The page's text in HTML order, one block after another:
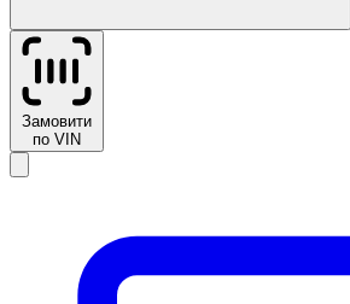
Замовити
по VIN